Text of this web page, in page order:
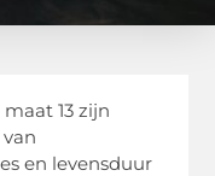
13 zijn
en levensduur